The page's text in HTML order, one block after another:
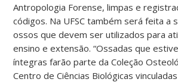
Antropologia Forense, limpas e
códigos. Na UFSC também será feita a
ossos que devem ser utilizados para
ensino e extensão. “Ossadas que
íntegras farão parte da Coleção
Centro de Ciências Biológicas